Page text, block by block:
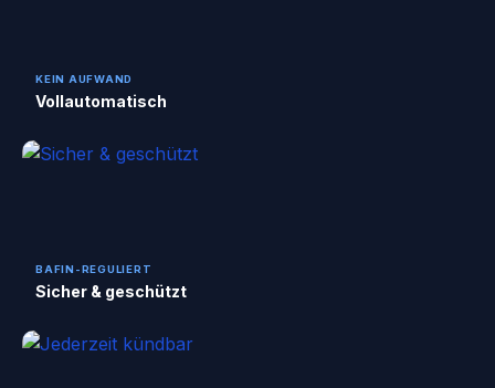
KEIN AUFWAND
Vollautomatisch
BAFIN-REGULIERT
Sicher & geschützt